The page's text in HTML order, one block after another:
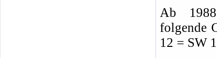
Ab
folgende
12 = SW